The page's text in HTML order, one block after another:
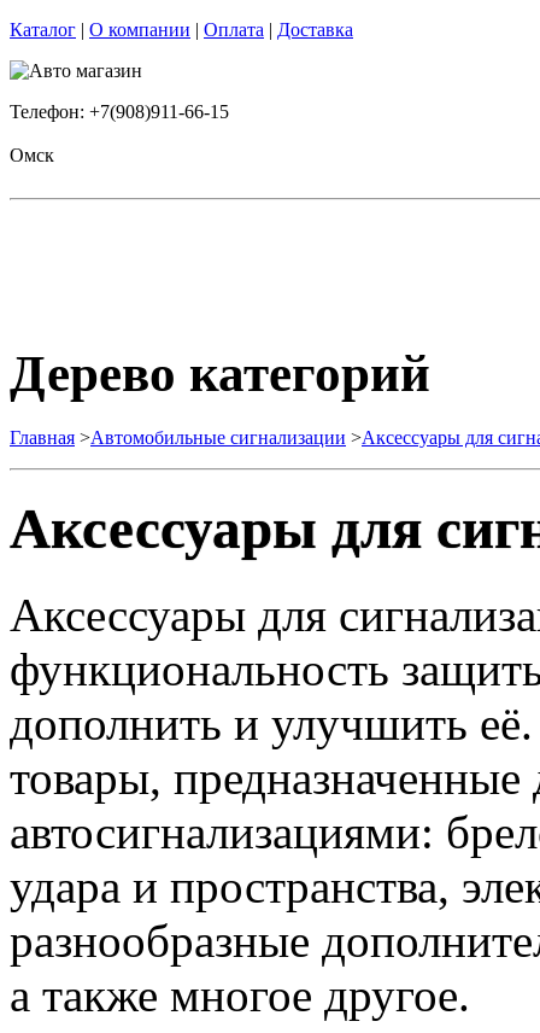
Каталог | О компании | Оплата | Доставка
Телефон: +7(908)911-66-15
Омск
Дерево категорий
Главная >Автомобильные сигнализации >Аксессуары для
Аксессуары для
Аксессуары для
функциональность
дополнить и улучшить
товары, предназначенные
автосигнализациями:
удара и пространства,
разнообразные
а также многое другое.